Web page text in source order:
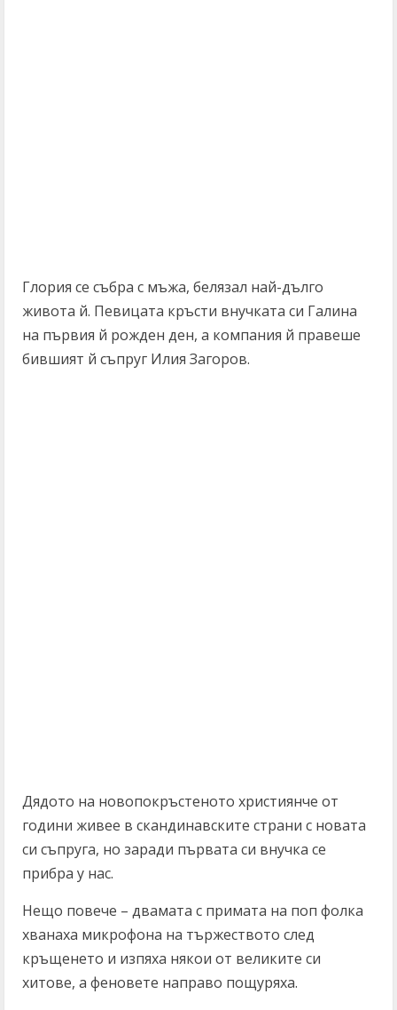
Глория се събра с мъжа, белязал най-дълго
живота й. Певицата кръсти внучката си Галина
на първия й рожден ден, а компания й правеше
бившият й съпруг Илия Загоров.
Дядото на новопокръстеното християнче от
години живее в скандинавските страни с новата
си съпруга, но заради първата си внучка се
прибра у нас.
Нещо повече – двамата с примата на поп фолка
хванаха микрофона на тържеството след
кръщенето и изпяха някои от великите си
хитове, а феновете направо пощуряха.